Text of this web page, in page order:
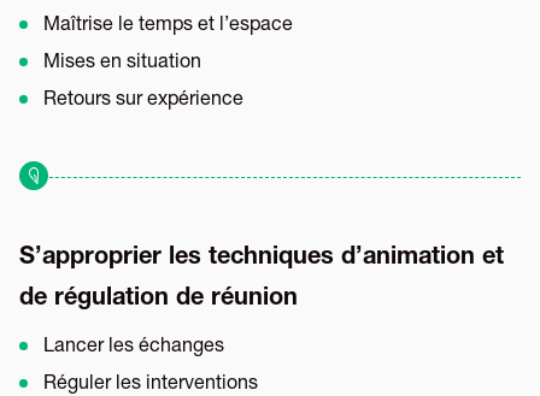
Maîtrise le temps et l’espace
Mises en situation
Retours sur expérience
S’approprier les techniques d’animation et
de régulation de réunion
Lancer les échanges
Réguler les interventions